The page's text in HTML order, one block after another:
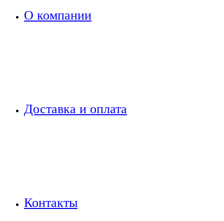
О компании
Доставка и оплата
Контакты